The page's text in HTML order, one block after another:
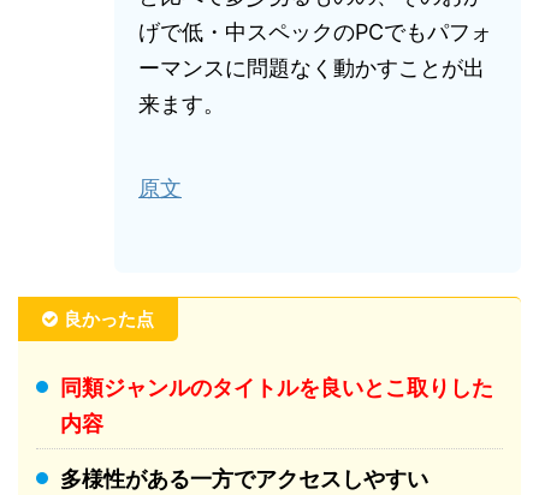
げで低・中スペックのPCでもパフォ
ーマンスに問題なく動かすことが出
来ます。
原文
良かった点
同類ジャンルのタイトルを良いとこ取りした
内容
多様性がある一方でアクセスしやすい